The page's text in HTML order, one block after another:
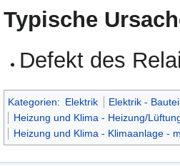
Typische
Defekt des
Kategorien: Elektrik
Elektrik -
Heizung und Klima - Heizung/
Heizung und Klima - Klimaanlage -